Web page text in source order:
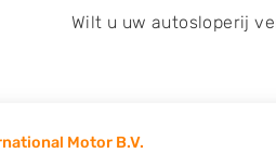
in en druk op verzenden.
Mercedes Benz, Mitsubishi,
Seat, Skoda, Suzuki, Tesla,
Wilt u uw autosloperij
Motor B.V.